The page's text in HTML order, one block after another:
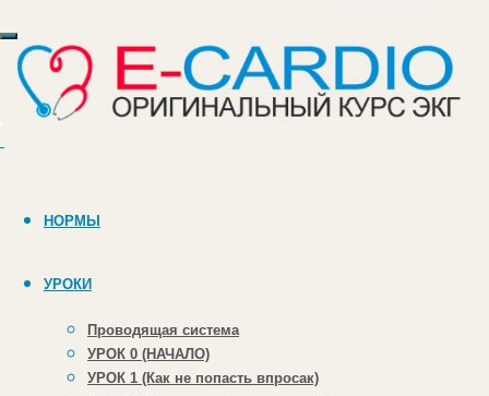
НОРМЫ
УРОКИ
Проводящая система
УРОК 0 (НАЧАЛО)
УРОК 1 (Как не попасть впросак)
Анастасия
20.08.2015 на 00:5311 лет назад
Александр
02.09.2015 на 17:1511 лет